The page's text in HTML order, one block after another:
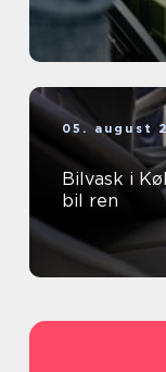
05. august
Bilvask i
bil ren